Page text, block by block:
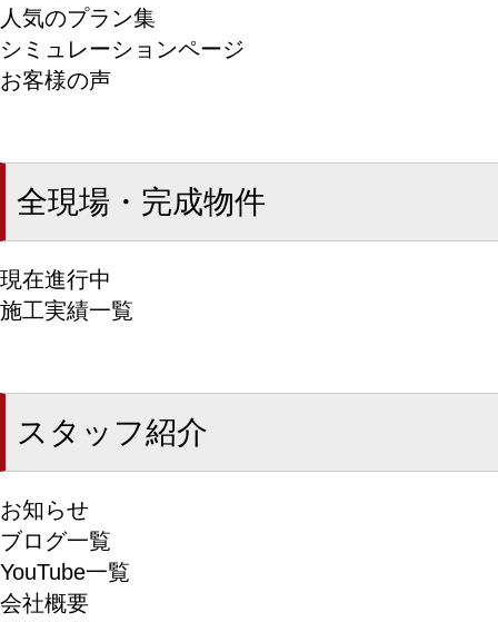
人気のプラン集
シミュレーションページ
お客様の声
全現場・完成物件
現在進行中
施工実績一覧
スタッフ紹介
お知らせ
ブログ一覧
YouTube一覧
会社概要